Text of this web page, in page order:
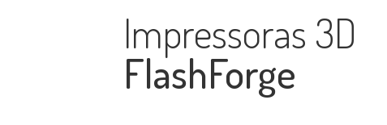
Impressoras 3D
FlashForge